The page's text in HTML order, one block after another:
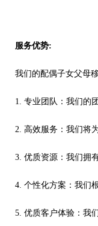
服务优势:
我们的配偶子女父母
1. 专业团队：我们的
2. 高效服务：我们将
3. 优质资源：我们拥
4. 个性化方案：我们
5. 优质客户体验：我